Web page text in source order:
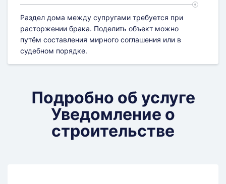
Раздел дома между супругами требуется при
расторжении брака. Поделить объект можно
путём составления мирного соглашения или в
судебном порядке.
Подробно об услуге
Уведомление о
строительстве